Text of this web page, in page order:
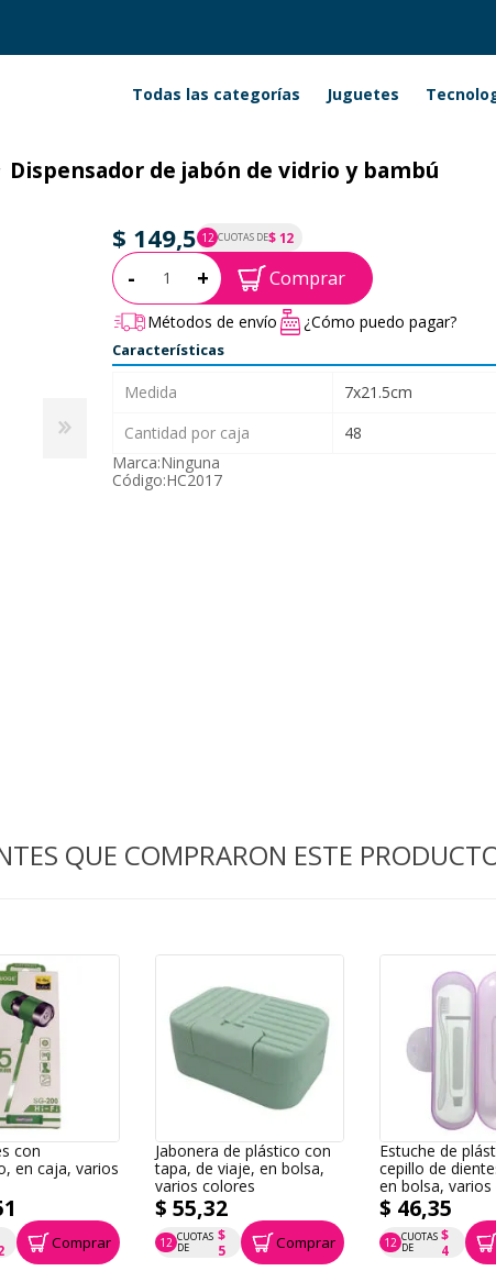
Todas las categorías Juguetes
Dispensador de jabón de vidrio y bambú
$ 149,5 12 CUOTAS DE$ 12
P.T.F. $ 150
Cantidad:
- + Comprar
Métodos de envío ¿Cómo puedo pagar?
Características
Medida
7x21.5cm
Cantidad por caja
48
Marca:Ninguna
Código:HC2017
QUE COMPRARON ESTE
con
en caja, varios
Comprar
Jabonera de plástico con
tapa, de viaje, en bolsa,
varios colores
$ 55,32
12 CUOTAS
DE
$
5
P.T.F. $ 55 Comprar
Estuche de
cepillo de
en bolsa,
$ 46,35
12 CUOTAS
DE
$
4
P.T.F. $ 46